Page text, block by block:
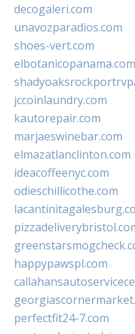
decogaleri.com
unavozparadios.com
shoes-vert.com
elbotanicopanama.com
jccoinlaundry.com
kautorepair.com
marjaeswinebar.com
elmazatlanclinton.com
ideacoffeenyc.com
odieschillicothe.com
happypawspl.com
perfectfit24-7.com